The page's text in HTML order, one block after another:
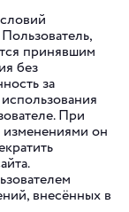
принявшим
без
за
При
изменениями он
внесённых в